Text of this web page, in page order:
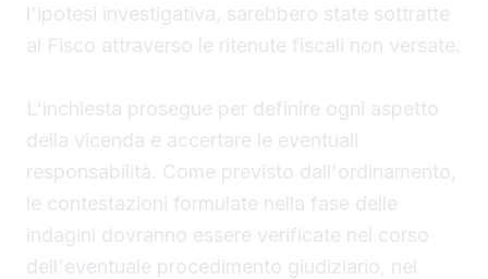
l'ipotesi investigativa, sarebbero state sottratte
al Fisco attraverso le ritenute fiscali non versate.
L'inchiesta prosegue per definire ogni aspetto
della vicenda e accertare le eventuali
responsabilità. Come previsto dall'ordinamento,
le contestazioni formulate nella fase delle
indagini dovranno essere verificate nel corso
dell'eventuale procedimento giudiziario, nel